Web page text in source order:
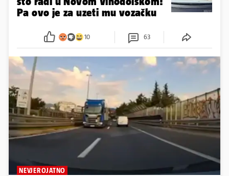
Pa ovo je za uzeti mu vozačku
10 63
NEVJEROJATNO